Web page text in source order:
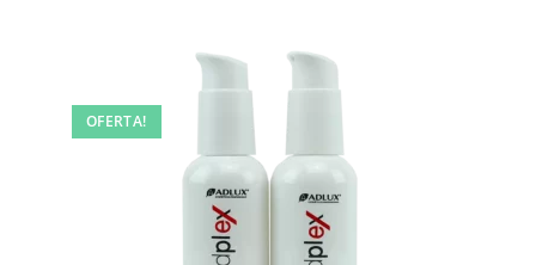
OFERTA!